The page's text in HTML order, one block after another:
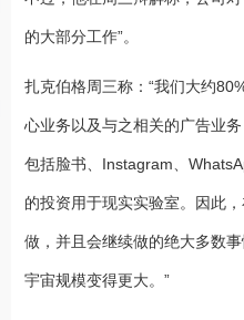
的大部分工作”。
扎克伯格周三称：“我们大约
心业务以及与之相关的广告业
包括脸书、Instagram、
的投资用于现实实验室。因此
做，并且会继续做的绝大多数
宇宙规模变得更大。”